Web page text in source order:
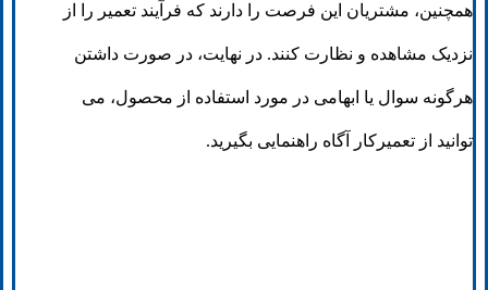
همچنین، مشتریان این فرصت را دارند که فرآیند تعمیر را از
نزدیک مشاهده و نظارت کنند. در نهایت، در صورت داشتن
هرگونه سوال یا ابهامی در مورد استفاده از محصول، می
توانید از تعمیرکار آگاه راهنمایی بگیرید.